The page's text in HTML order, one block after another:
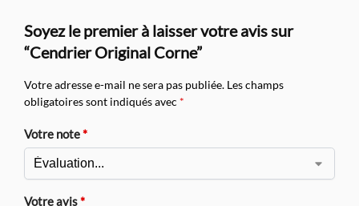
Soyez le premier à laisser votre avis sur
“Cendrier Original Corne”
Votre adresse e-mail ne sera pas publiée. Les champs
obligatoires sont indiqués avec *
Votre note*
Votre avis*